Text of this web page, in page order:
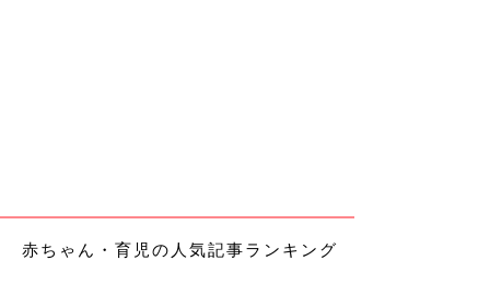
赤ちゃん・育児の人気記事ランキング